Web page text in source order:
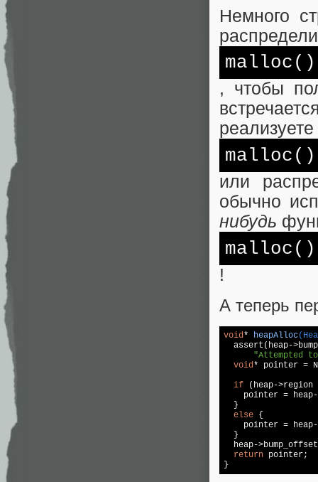
Немного
malloc ()
, чтобы
реализуете
malloc ()
или
обычно
нибудь
malloc ()
!
А теперь
void* heapAlloc
assert(heap-
"Attempted
void* pointer =
if (heap->region
pointer =
  }
else {
pointer =
  }
heap-
return pointer;
}